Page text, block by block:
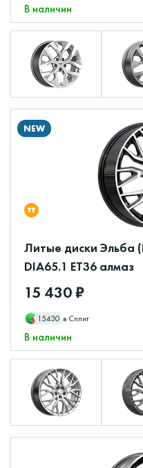
В наличии
NEW
Литые диски Эльба
DIA65.1 ET36 алмаз
15 430 ₽
15430 в Сплит
В наличии